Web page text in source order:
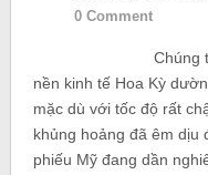
0 Comment
Chúng
nền kinh tế Hoa Kỳ
mặc dù với tốc độ rất
khủng hoảng đã êm dịu
phiếu Mỹ đang dần